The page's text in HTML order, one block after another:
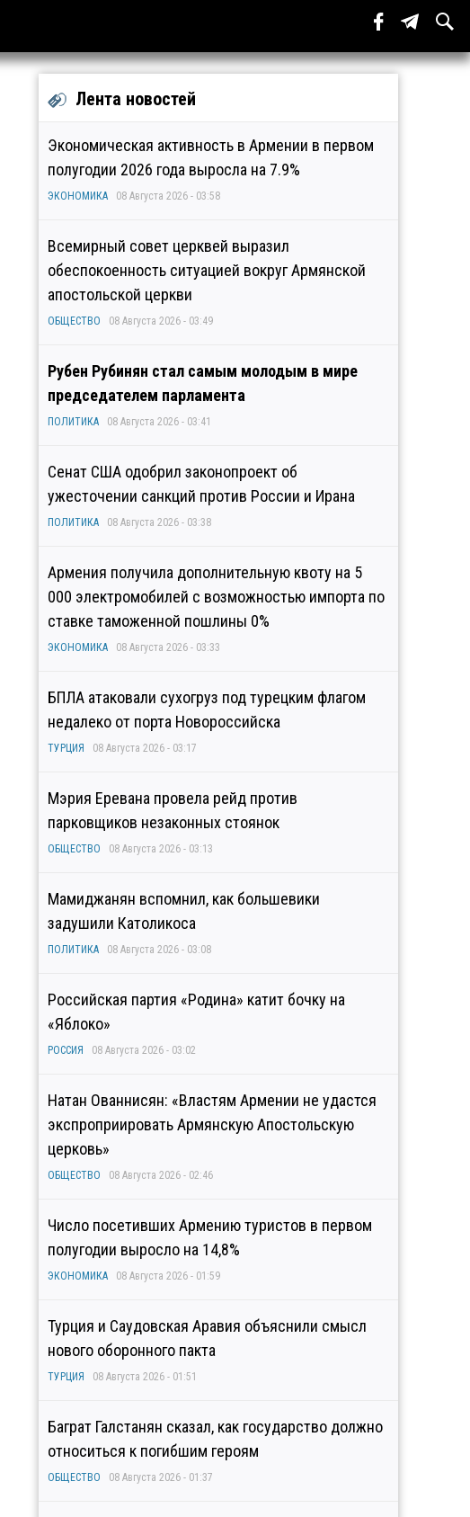
Лента новостей
Экономическая активность в Армении в первом
полугодии 2026 года выросла на 7.9%
ЭКОНОМИКА 08 Августа 2026 - 03:58
Всемирный совет церквей выразил
обеспокоенность ситуацией вокруг Армянской
апостольской церкви
ОБЩЕСТВО 08 Августа 2026 - 03:49
Рубен Рубинян стал самым молодым в мире
председателем парламента
ПОЛИТИКА 08 Августа 2026 - 03:41
Сенат США одобрил законопроект об
ужесточении санкций против России и Ирана
ПОЛИТИКА 08 Августа 2026 - 03:38
Армения получила дополнительную квоту на 5
000 электромобилей с возможностью импорта по
ставке таможенной пошлины 0%
ЭКОНОМИКА 08 Августа 2026 - 03:33
БПЛА атаковали сухогруз под турецким флагом
недалеко от порта Новороссийска
ТУРЦИЯ 08 Августа 2026 - 03:17
Мэрия Еревана провела рейд против
парковщиков незаконных стоянок
ОБЩЕСТВО 08 Августа 2026 - 03:13
Мамиджанян вспомнил, как большевики
задушили Католикоса
ПОЛИТИКА 08 Августа 2026 - 03:08
Российская партия «Родина» катит бочку на
«Яблоко»
РОССИЯ 08 Августа 2026 - 03:02
Натан Ованнисян: «Властям Армении не удастся
экспроприировать Армянскую Апостольскую
церковь»
ОБЩЕСТВО 08 Августа 2026 - 02:46
Число посетивших Армению туристов в первом
полугодии выросло на 14,8%
ЭКОНОМИКА 08 Августа 2026 - 01:59
Турция и Саудовская Аравия объяснили смысл
нового оборонного пакта
ТУРЦИЯ 08 Августа 2026 - 01:51
Баграт Галстанян сказал, как государство должно
относиться к погибшим героям
ОБЩЕСТВО 08 Августа 2026 - 01:37